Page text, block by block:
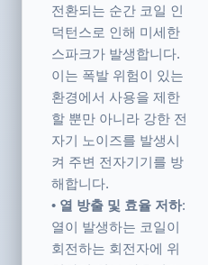
기 간섭 (EMI): 접점이
전환되는 순간 코일 인
덕턴스로 인해 미세한
스파크가 발생합니다.
이는 폭발 위험이 있는
환경에서 사용을 제한
할 뿐만 아니라 강한 전
자기 노이즈를 발생시
켜 주변 전자기기를 방
해합니다.
•열 방출 및 효율 저하
열이 발생하는 코일이